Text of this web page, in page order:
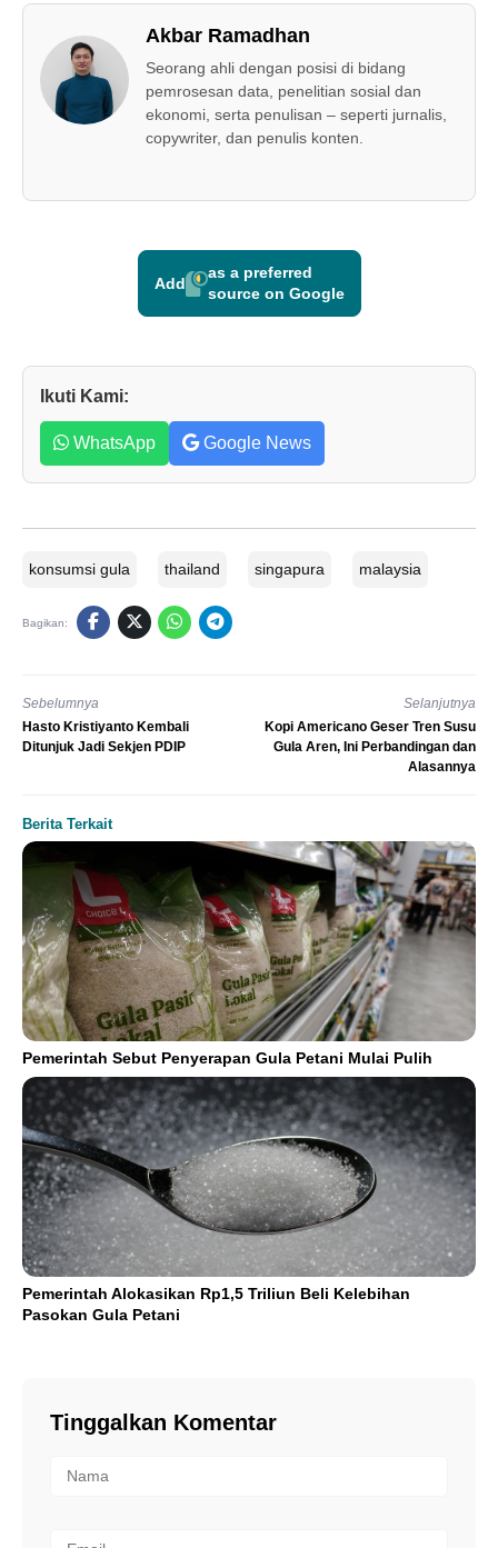
Akbar Ramadhan
Seorang ahli dengan posisi di bidang
pemrosesan data, penelitian sosial dan
ekonomi, serta penulisan – seperti jurnalis,
copywriter, dan penulis konten.
Add
as a preferred
source on Google
Ikuti Kami:
WhatsApp Google News
konsumsi gula thailand singapura malaysia
Bagikan:
Sebelumnya
Hasto Kristiyanto Kembali
Ditunjuk Jadi Sekjen PDIP
Selanjutnya
Kopi Americano Geser Tren Susu
Gula Aren, Ini Perbandingan dan
Alasannya
Berita Terkait
Pemerintah Sebut Penyerapan Gula Petani Mulai Pulih
Pemerintah Alokasikan Rp1,5 Triliun Beli Kelebihan
Pasokan Gula Petani
Tinggalkan Komentar